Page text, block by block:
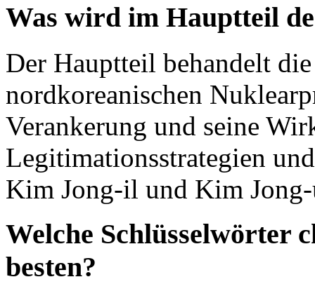
Was wird im Hauptteil
Der Hauptteil behandelt
nordkoreanischen
Verankerung und seine
Legitimationsstrategien
Kim Jong-il und Kim
Welche Schlüsselwörter
besten?